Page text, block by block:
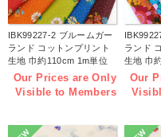
IBK99227-2 ブルームガー
ランド コットンプリント
生地 巾約110cm 1m単位
(m)
Our Prices are Only
Visible to Members
ランド
生地 巾
(m)
Our